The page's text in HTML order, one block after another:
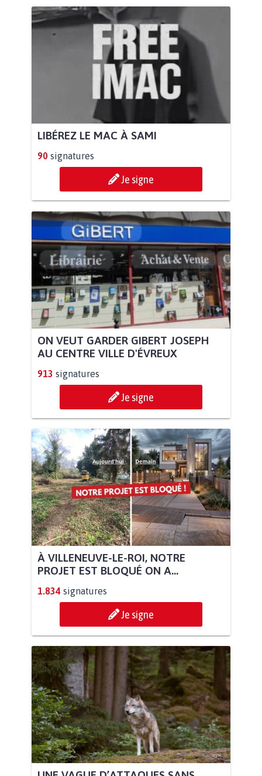
LIBÉREZ LE MAC À SAMI
90 signatures
Je signe
ON VEUT GARDER GIBERT JOSEPH
AU CENTRE VILLE D'ÉVREUX
913 signatures
Je signe
À VILLENEUVE-LE-ROI, NOTRE
PROJET EST BLOQUÉ ON A...
1.834 signatures
Je signe